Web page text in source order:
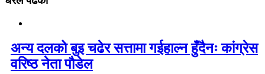
अन्य दलको बुइ चढेर सत्तामा गईहाल्न हुँदैनः कांग्रेस
वरिष्ठ नेता पौडेल